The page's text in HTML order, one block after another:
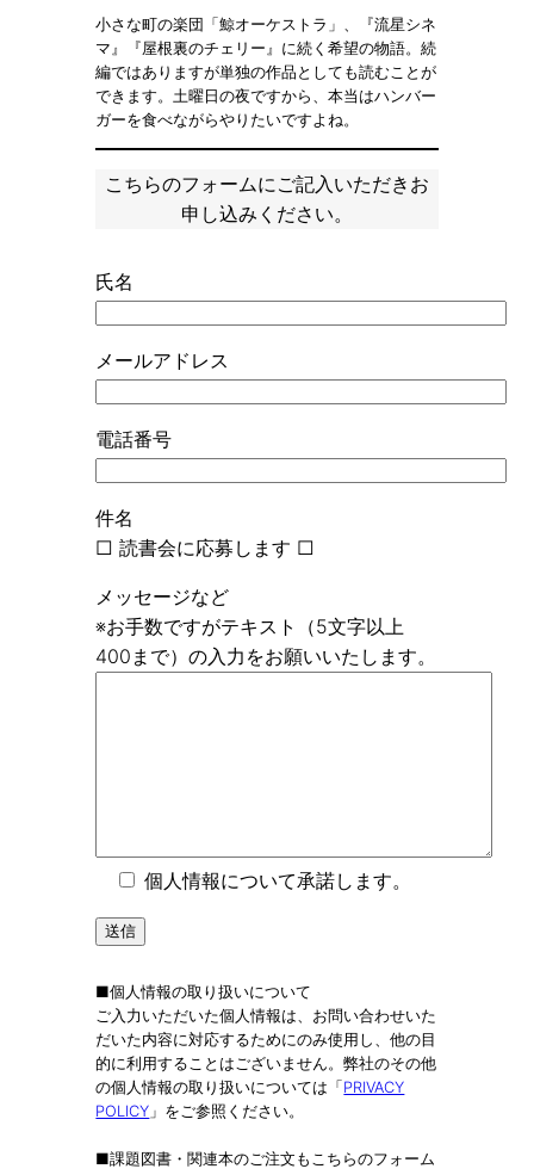
小さな町の楽団「鯨オーケストラ」、『流星シネ
マ』『屋根裏のチェリー』に続く希望の物語。続
編ではありますが単独の作品としても読むことが
できます。土曜日の夜ですから、本当はハンバー
ガーを食べながらやりたいですよね。
こちらのフォームにご記入いただきお
申し込みください。
氏名
メールアドレス
電話番号
件名
□ 読書会に応募します □
メッセージなど
※お手数ですがテキスト（5文字以上
400まで）の入力をお願いいたします。
個人情報について承諾します。
■個人情報の取り扱いについて
ご入力いただいた個人情報は、お問い合わせいた
だいた内容に対応するためにのみ使用し、他の目
的に利用することはございません。弊社のその他
の個人情報の取り扱いについては「PRIVACY
POLICY 」をご参照ください。
■課題図書・関連本のご注文もこちらのフォーム